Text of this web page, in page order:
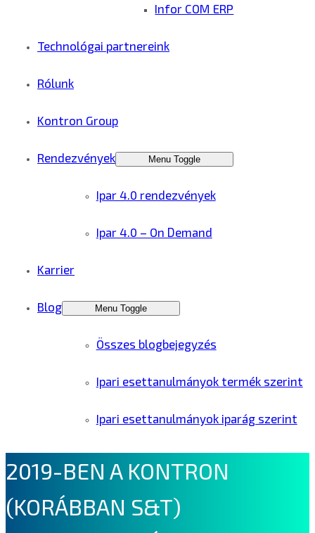
Infor COM ERP
Technológai partnereink
Rólunk
Kontron Group
Rendezvények Menu Toggle
Ipar 4.0 rendezvények
Ipar 4.0 – On Demand
Karrier
Blog Menu Toggle
Összes blogbejegyzés
Ipari esettanulmányok termék szerint
Ipari esettanulmányok iparág szerint
2019-BEN A KONTRON
(KORÁBBAN S&T)